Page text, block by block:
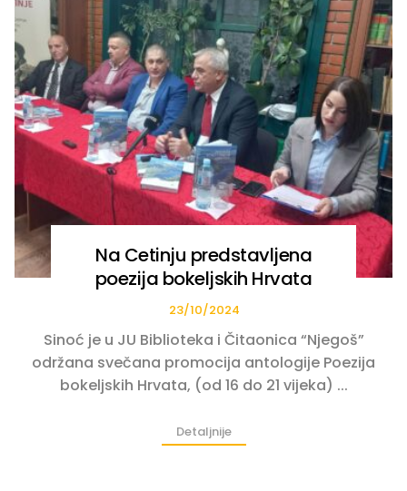
Na Cetinju predstavljena
poezija bokeljskih Hrvata
23/10/2024
Sinoć je u JU Biblioteka i Čitaonica “Njegoš”
održana svečana promocija antologije Poezija
bokeljskih Hrvata, (od 16 do 21 vijeka) ...
Detaljnije